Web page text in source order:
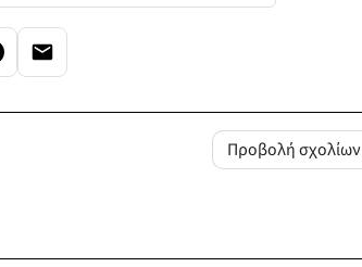
Προβολή σχολίων